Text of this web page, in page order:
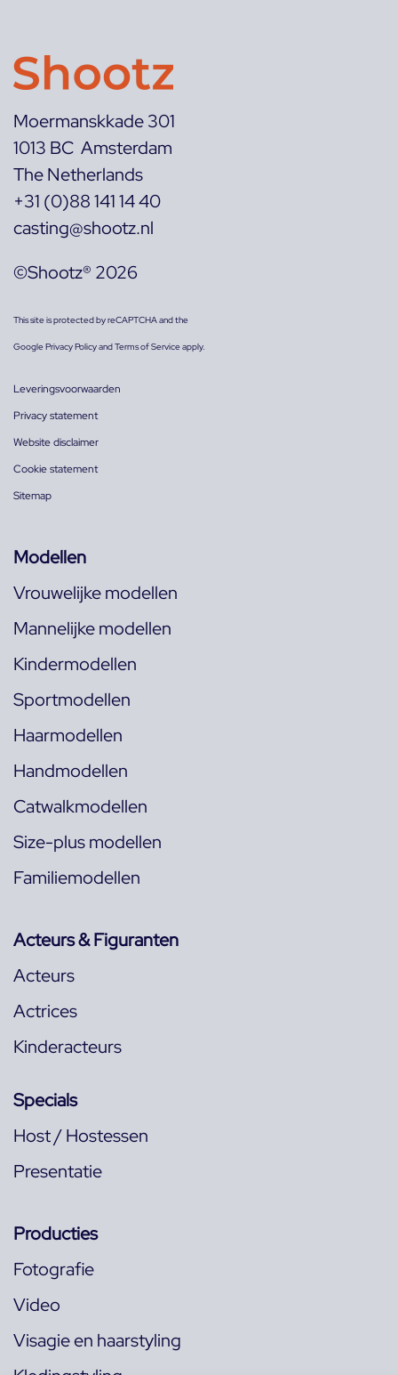
Moermanskkade 301
1013 BC Amsterdam
The Netherlands
+31 (0)88 141 14 40
casting@shootz.nl
©Shootz® 2026
This site is protected by reCAPTCHA and the
GooglePrivacy PolicyandTerms of Serviceapply.
Leveringsvoorwaarden
Privacy statement
Website disclaimer
Cookie statement
Sitemap
Modellen
Vrouwelijke modellen
Mannelijke modellen
Kindermodellen
Sportmodellen
Haarmodellen
Handmodellen
Catwalkmodellen
Size-plus modellen
Familiemodellen
Acteurs & Figuranten
Acteurs
Actrices
Kinderacteurs
Specials
Host / Hostessen
Presentatie
Producties
Fotografie
Video
Visagie en haarstyling